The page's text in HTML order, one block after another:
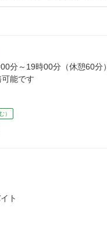
分～19時00分（休憩60分）
能です
）
ト